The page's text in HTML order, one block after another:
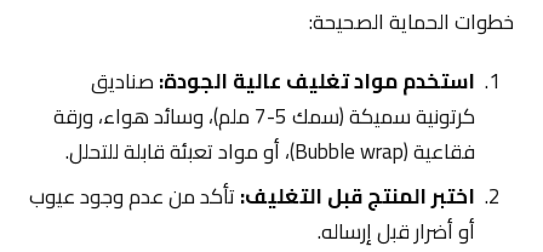
خطوات الحماية الصحيحة:
استخدم مواد تغليف عالية الجودة:صناديق
كرتونية سميكة (سمك 5-7 ملم)، وسائد هواء، ورقة
فقاعية (Bubble wrap)، أو مواد تعبئة قابلة للتحلل.
اختبر المنتج قبل التغليف:تأكد من عدم وجود عيوب
أو أضرار قبل إرساله.